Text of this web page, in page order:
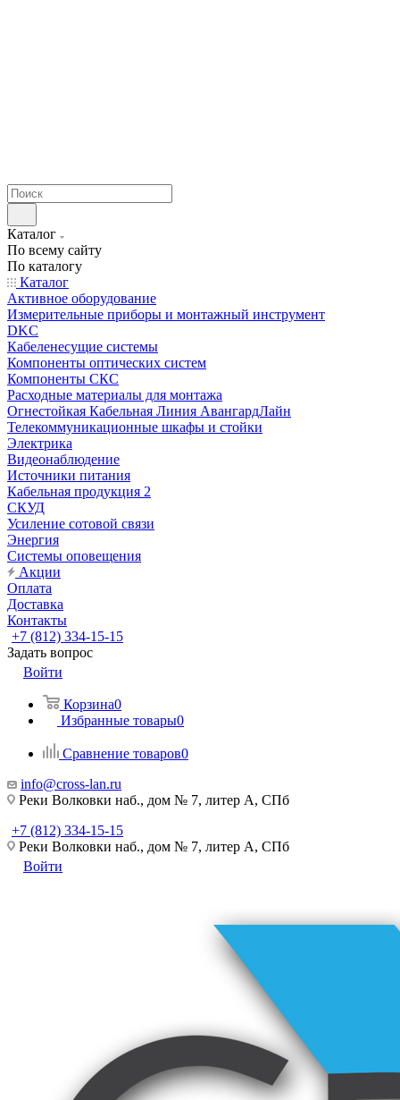
Каталог
По всему сайту
По каталогу
Каталог
Активное оборудование
Измерительные приборы и монтажный инструмент
DKC
Кабеленесущие системы
Компоненты оптических систем
Компоненты СКС
Расходные материалы для монтажа
Огнестойкая Кабельная Линия АвангардЛайн
Телекоммуникационные шкафы и стойки
Электрика
Видеонаблюдение
Источники питания
Кабельная продукция 2
СКУД
Усиление сотовой связи
Энергия
Системы оповещения
Акции
Оплата
Доставка
Контакты
+7 (812) 334-15-15
Задать вопрос
Войти
Корзина0
Избранные товары0
Сравнение товаров0
info@cross-lan.ru
Реки Волковки наб., дом № 7, литер А, СПб
+7 (812) 334-15-15
Реки Волковки наб., дом № 7, литер А, СПб
Войти